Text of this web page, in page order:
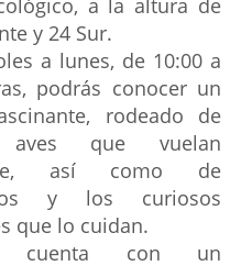
a la altura de
y 24 Sur.
a lunes, de 10:00 a
podrás conocer un
rodeado de
aves que vuelan
así como de
y los curiosos
que lo cuidan.
cuenta con un